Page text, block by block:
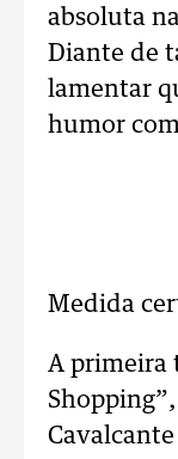
absoluta
Diante de
lamentar
humor
Medida
A primeira